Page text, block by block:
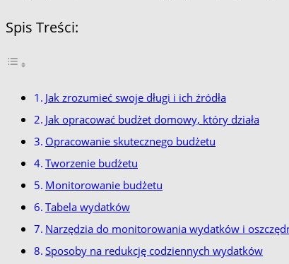
Spis Treści:
Jak zrozumieć swoje długi i ich źródła
Jak opracować budżet domowy, który działa
Opracowanie skutecznego budżetu
Tworzenie budżetu
Monitorowanie budżetu
Tabela wydatków
Narzędzia do monitorowania wydatków i
Sposoby na redukcję codziennych wydatków